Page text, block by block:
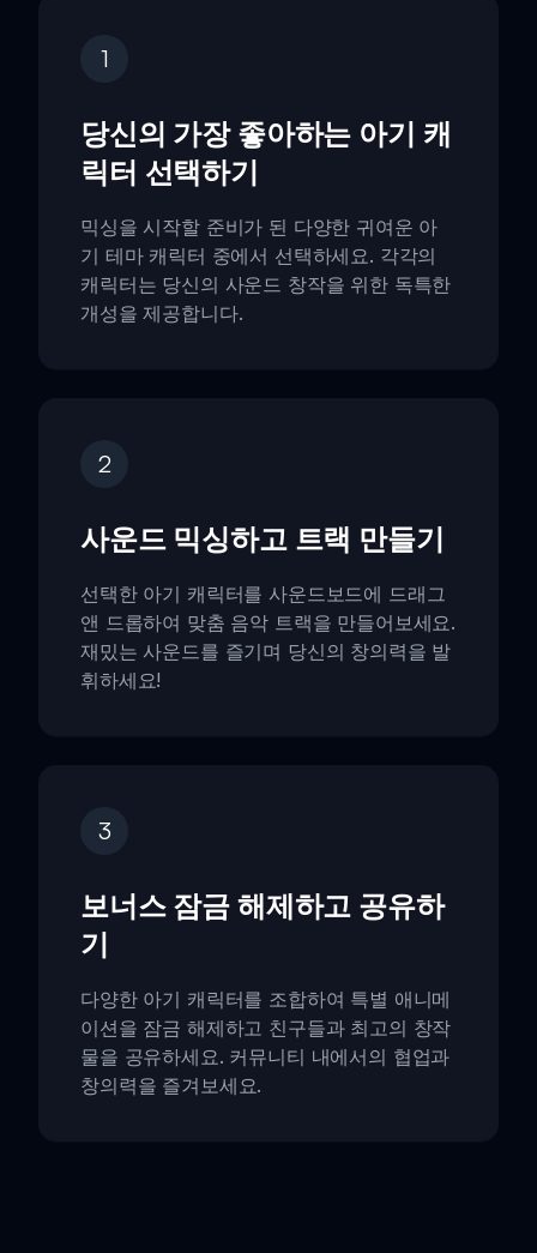
1
당신의 가장 좋아하는 아기 캐
릭터 선택하기
믹싱을 시작할 준비가 된 다양한 귀여운 아
기 테마 캐릭터 중에서 선택하세요. 각각의
캐릭터는 당신의 사운드 창작을 위한 독특한
개성을 제공합니다.
2
사운드 믹싱하고 트랙 만들기
선택한 아기 캐릭터를 사운드보드에 드래그
앤 드롭하여 맞춤 음악 트랙을 만들어보세요.
재밌는 사운드를 즐기며 당신의 창의력을 발
휘하세요!
3
보너스 잠금 해제하고 공유하
기
다양한 아기 캐릭터를 조합하여 특별 애니메
이션을 잠금 해제하고 친구들과 최고의 창작
물을 공유하세요. 커뮤니티 내에서의 협업과
창의력을 즐겨보세요.